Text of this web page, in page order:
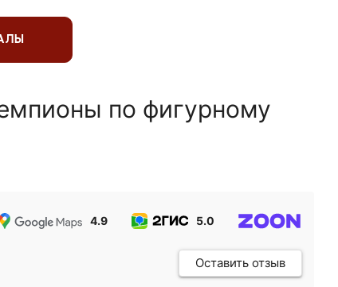
по фигурному
4.9 5.0
Оставить отзыв